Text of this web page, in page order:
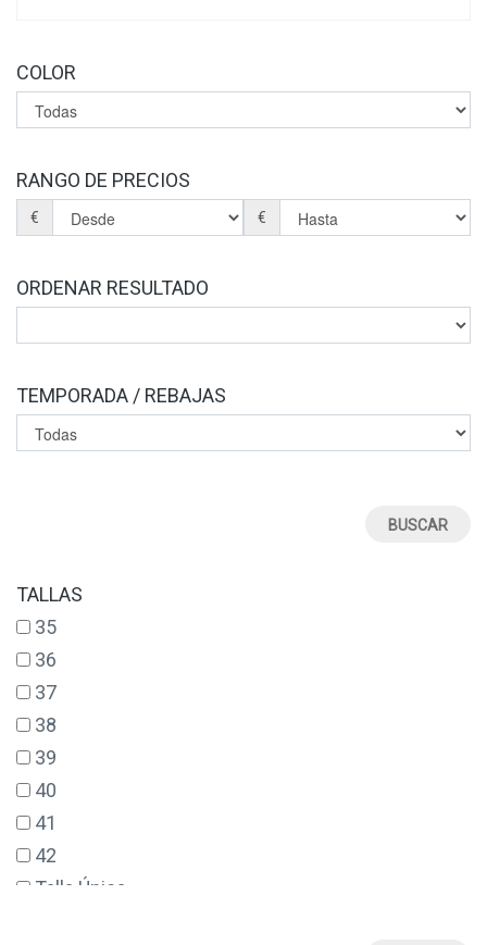
SANDALIAS
PLANTILLAS
COLOR
RANGO DE PRECIOS
€ €
ORDENAR RESULTADO
TEMPORADA / REBAJAS
TALLAS
35
36
37
38
39
40
41
42
Talla Única